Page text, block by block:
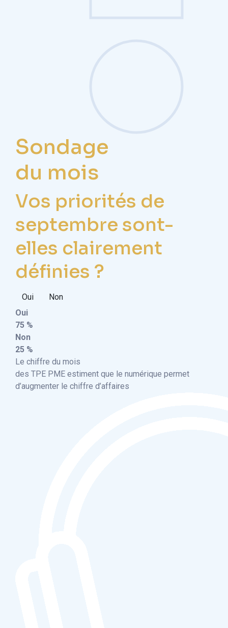
Sondage
du mois
Vos priorités de
septembre sont-
elles clairement
définies ?
Oui
Non
Oui
75 %
Non
25 %
Le chiffre du mois
des TPE PME estiment que le numérique permet
d’augmenter le chiffre d’affaires